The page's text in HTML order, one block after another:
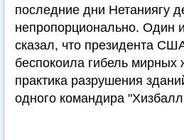
последние дни Нетаниягу
непропорционально. Один
сказал, что президента
беспокоила гибель мирных
практика разрушения
одного командира